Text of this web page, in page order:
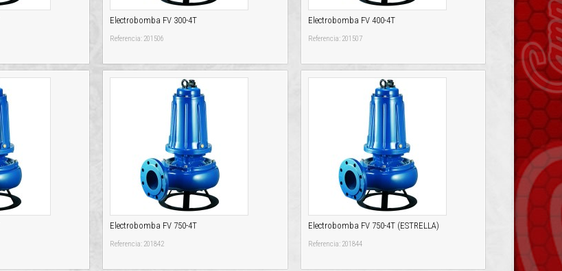
Electrobomba FV 300-4T
Referencia: 201506
Electrobomba FV 400-4T
Referencia: 201507
Electrobomba FV 750-4T
Referencia: 201842
Electrobomba FV 750-4T (ESTRELLA)
Referencia: 201844